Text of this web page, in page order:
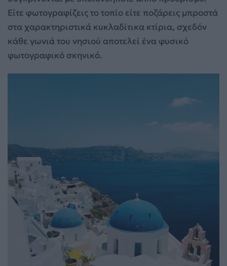
Είτε φωτογραφίζεις το τοπίο είτε ποζάρεις μπροστά
στα χαρακτηριστικά κυκλαδίτικα κτίρια, σχεδόν
κάθε γωνιά του νησιού αποτελεί ένα φυσικό
φωτογραφικό σκηνικό.